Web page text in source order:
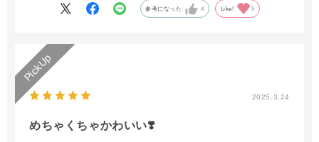
参考になった 4 Like! 5
2025.3.24
めちゃくちゃかわいい❣️